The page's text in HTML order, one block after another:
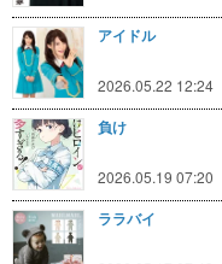
アイドル
2026.05.22 12:24
負け
2026.05.19 07:20
ララバイ